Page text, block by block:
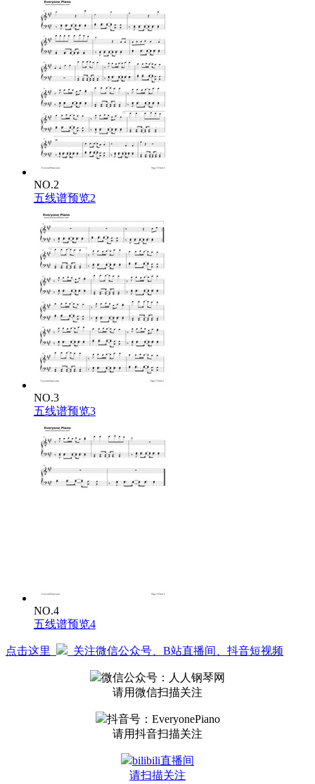
NO.2
五线谱预览2
NO.3
五线谱预览3
NO.4
五线谱预览4
点击这里 关注微信公众号、B站直播间、抖音短视频
微信公众号：人人钢琴网
请用微信扫描关注
抖音号：EveryonePiano
请用抖音扫描关注
bilibili直播间
请扫描关注